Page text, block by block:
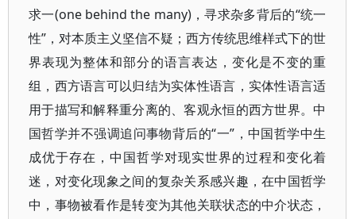
求一(one behind the many)，寻求杂多背后的“统一
性”，对本质主义坚信不疑；西方传统思维样式下的世
界表现为整体和部分的语言表达，变化是不变的重
组，西方语言可以归结为实体性语言，实体性语言适
用于描写和解释重分离的、客观永恒的西方世界。中
国哲学并不强调追问事物背后的“一”，中国哲学中生
成优于存在，中国哲学对现实世界的过程和变化着
迷，对变化现象之间的复杂关系感兴趣，在中国哲学
中，事物被看作是转变为其他关联状态的中介状态，